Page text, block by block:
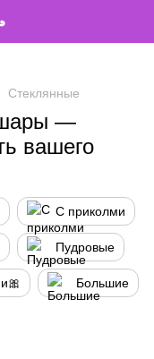
Стеклянные
шары —
вашего
С приколми
Пудровые
Большие